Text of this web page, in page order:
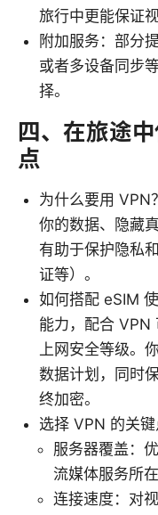
旅行中更能保证
附加服务：部分
或者多设备同步
择。
四、在旅途
点
为什么要用 VPN
你的数据、隐藏
有助于保护隐私
证等）。
如何搭配 eSIM
能力，配合 VPN
上网安全等级。
数据计划，同时
终加密。
选择 VPN 的关键
服务器覆盖：
流媒体服务所
连接速度：对